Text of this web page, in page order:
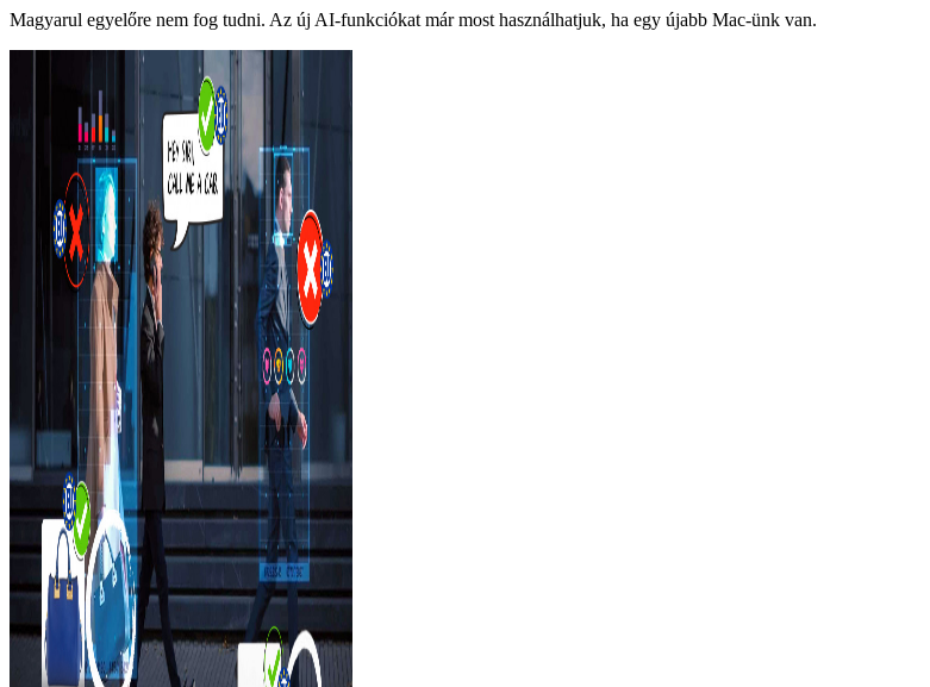
Magyarul egyelőre nem fog tudni. Az új AI-funkciókat már most használhatjuk, ha egy újabb Mac-ünk van.